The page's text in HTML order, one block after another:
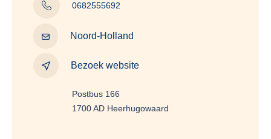
0682555692
Noord-Holland
Bezoek website
Postbus 166
1700 AD Heerhugowaard